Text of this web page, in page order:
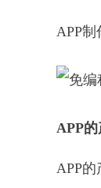
APP制
APP
APP